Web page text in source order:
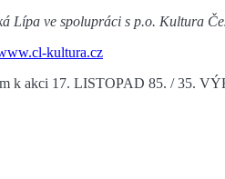
Lípa ve spolupráci s p.o. Kultura
kultura.cz
k akci 17. LISTOPAD 85. / 35.